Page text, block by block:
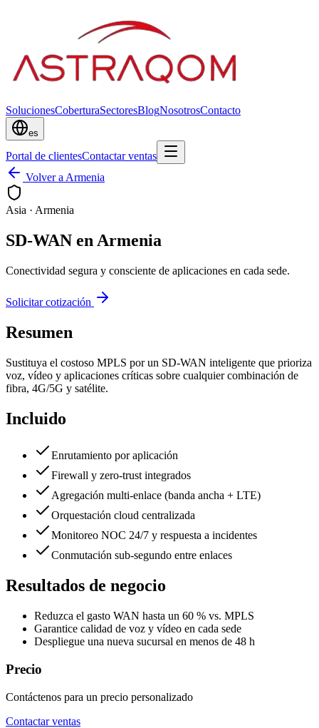
SolucionesCoberturaSectoresBlogNosotrosContacto
es
Portal de clientesContactar ventas
Volver a Armenia
Asia · Armenia
SD-WAN en Armenia
Conectividad segura y consciente de aplicaciones en cada sede.
Solicitar cotización
Resumen
Sustituya el costoso MPLS por un SD-WAN inteligente que prioriza
voz, vídeo y aplicaciones críticas sobre cualquier combinación de
fibra, 4G/5G y satélite.
Incluido
Enrutamiento por aplicación
Firewall y zero-trust integrados
Agregación multi-enlace (banda ancha + LTE)
Orquestación cloud centralizada
Monitoreo NOC 24/7 y respuesta a incidentes
Conmutación sub-segundo entre enlaces
Resultados de negocio
Reduzca el gasto WAN hasta un 60 % vs. MPLS
Garantice calidad de voz y vídeo en cada sede
Despliegue una nueva sucursal en menos de 48 h
Precio
Contáctenos para un precio personalizado
Contactar ventas